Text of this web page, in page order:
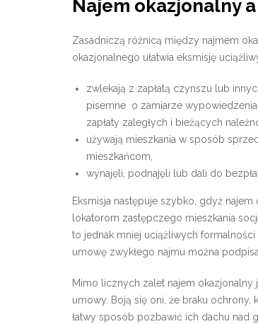
Najem okazjonalny
Zasadniczą różnicą między najmem
okazjonalnego ułatwia eksmisję
zwlekają z zapłatą czynszu lub
pisemne o zamiarze
zapłaty zaległych i bieżących
używają mieszkania w sposób
mieszkańcom,
wynajęli, podnajęli lub dali do
Eksmisja następuje szybko, gdyż
lokatorom zastępczego mieszkania
to jednak mniej uciążliwych
umowę zwykłego najmu można
Mimo licznych zalet najem
umowy. Boją się oni, że braku
łatwy sposób pozbawić ich dachu nad